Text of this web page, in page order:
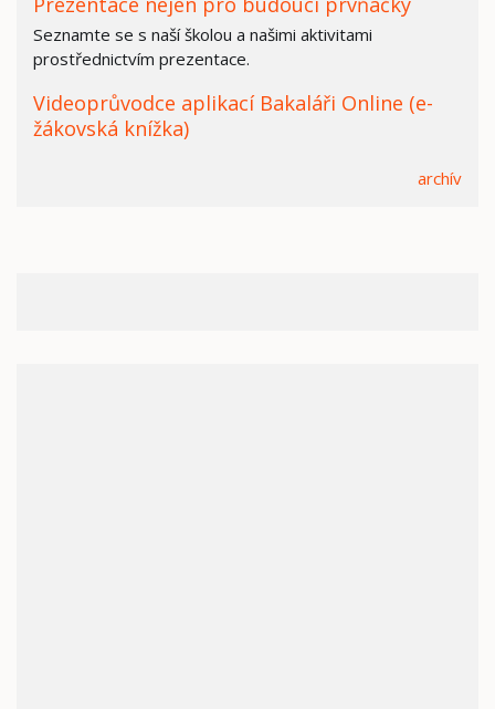
Seznamte se s naší školou a našimi aktivitami
prostřednictvím prezentace.
Videoprůvodce aplikací Bakaláři Online (e-
žákovská knížka)
archív